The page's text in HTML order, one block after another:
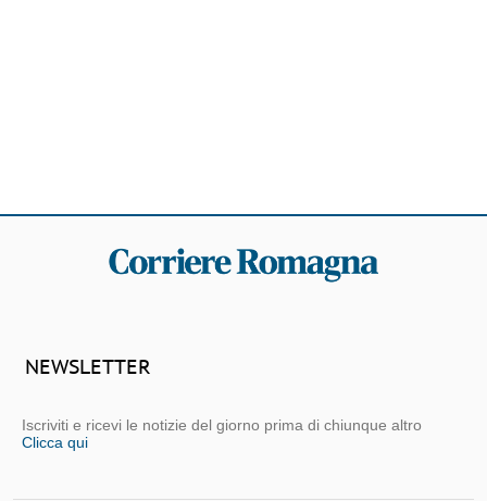
NEWSLETTER
Iscriviti e ricevi le notizie del giorno prima di chiunque altro
Clicca qui